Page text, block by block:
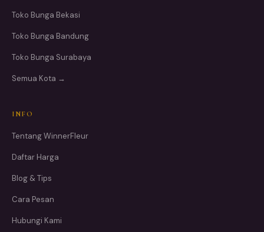
Toko Bunga Bekasi
Toko Bunga Bandung
Toko Bunga Surabaya
Semua Kota →
INFO
Tentang WinnerFleur
Daftar Harga
Blog & Tips
Cara Pesan
Hubungi Kami